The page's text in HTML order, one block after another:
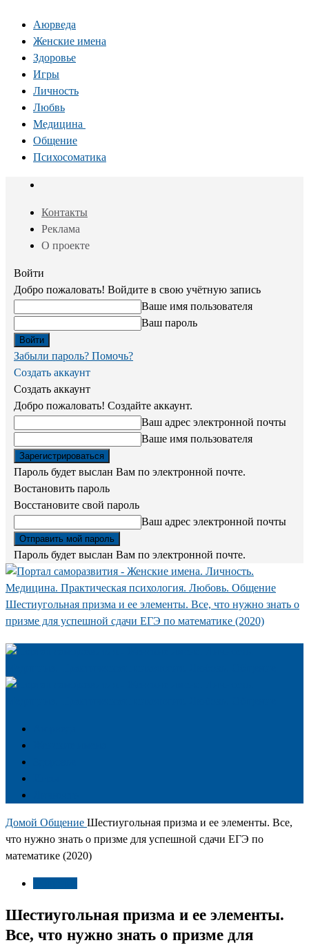
Аюрведа
Женские имена
Здоровье
Игры
Личность
Любвь
Медицина
Общение
Психосоматика
Контакты
Реклама
О проекте
Войти
Добро пожаловать! Войдите в свою учётную запись
Ваше имя пользователя
Ваш пароль
Забыли пароль? Помочь?
Создать аккаунт
Создать аккаунт
Добро пожаловать! Создайте аккаунт.
Ваш адрес электронной почты
Ваше имя пользователя
Пароль будет выслан Вам по электронной почте.
Востановить пароль
Восстановите свой пароль
Ваш адрес электронной почты
Пароль будет выслан Вам по электронной почте.
Шестиугольная призма и ее элементы. Все, что нужно знать о
призме для успешной сдачи ЕГЭ по математике (2020)
Домой Общение Шестиугольная призма и ее элементы. Все,
что нужно знать о призме для успешной сдачи ЕГЭ по
математике (2020)
Шестиугольная призма и ее элементы.
Все, что нужно знать о призме для